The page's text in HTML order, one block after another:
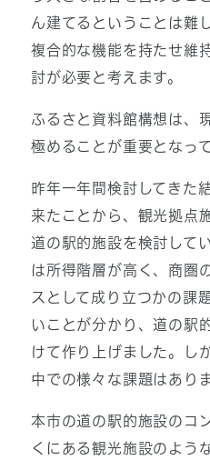
ん建てるということは難
複合的な機能を持たせ維
討が必要と考えます。
ふるさと資料館構想は、
極めることが重要となっ
昨年一年間検討してきた
来たことから、観光拠点
道の駅的施設を検討して
は所得階層が高く、商圏
スとして成り立つかの課
いことが分かり、道の駅
けて作り上げました。し
中での様々な課題はありま
本市の道の駅的施設のコ
くにある観光施設のよう